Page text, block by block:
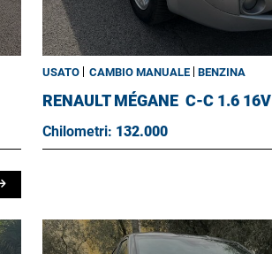
USATO CAMBIO MANUALE BENZINA
RENAULT MÉGANE C-C 1.6
Chilometri: 132.000